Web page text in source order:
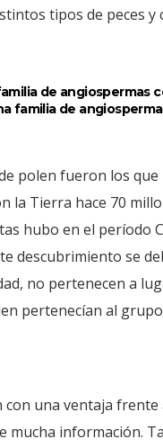
tipos de peces y
de angiospermas
familia de
polen fueron los
Tierra hace 70
hubo en el período
descubrimiento se
no pertenecen a
pertenecían al
una ventaja frente
mucha información.